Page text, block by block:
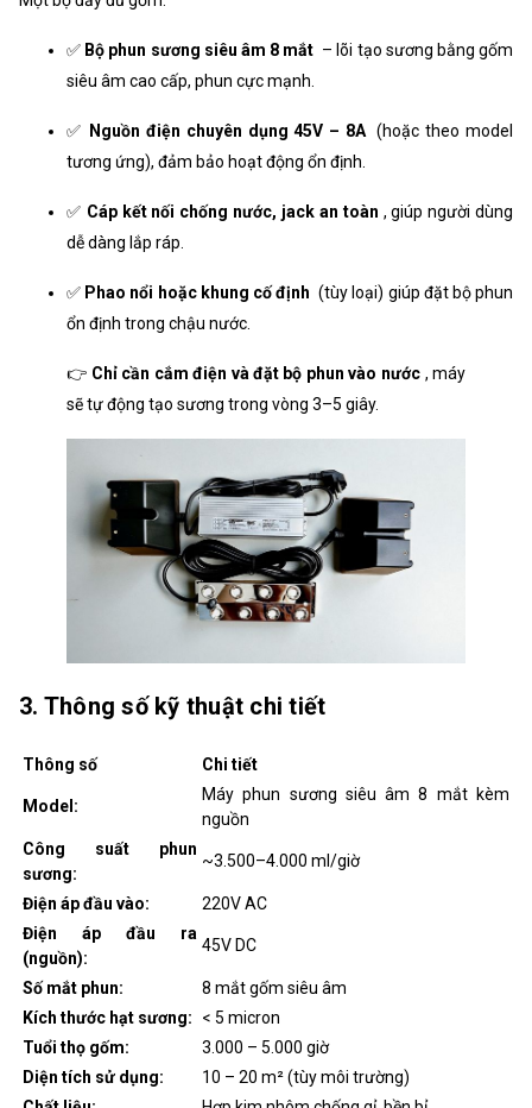
✅ Bộ phun sương siêu âm 8 mắt – lõi tạo sương bằng gốm
siêu âm cao cấp, phun cực mạnh.
✅ Nguồn điện chuyên dụng 45V – 8A (hoặc theo model
tương ứng), đảm bảo hoạt động ổn định.
✅ Cáp kết nối chống nước, jack an toàn , giúp người dùng
dễ dàng lắp ráp.
✅ Phao nổi hoặc khung cố định (tùy loại) giúp đặt bộ phun
ổn định trong chậu nước.
👉 Chỉ cần cắm điện và đặt bộ phun vào nước , máy
sẽ tự động tạo sương trong vòng 3–5 giây.
3. Thông số kỹ thuật chi tiết
Thông số Chi tiết
Model:
Máy phun sương siêu âm 8 mắt kèm
nguồn
Công suất phun
sương:
~3.500–4.000 ml/giờ
Điện áp đầu vào:
220V AC
Điện áp đầu ra
(nguồn):
45V DC
Số mắt phun:
8 mắt gốm siêu âm
Kích thước hạt sương:
< 5 micron
Tuổi thọ gốm:
3.000 – 5.000 giờ
Diện tích sử dụng:
10 – 20 m² (tùy môi trường)